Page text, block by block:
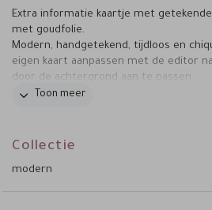
Extra informatie kaartje met
met goudfolie.
Modern, handgetekend, tijdloos en
eigen kaart aanpassen met de editor
door de achtergrond aan te passen.
je verder.
Een andere kaart in dezelfde stijl nodig?
Toon meer
Collectie
modern